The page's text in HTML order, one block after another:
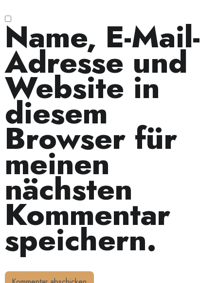
Name, E-Mail-
Adresse und
Website in
diesem
Browser für
meinen
nächsten
Kommentar
speichern.